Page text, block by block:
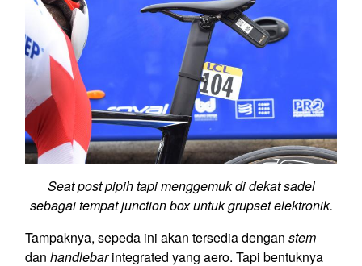
Seat post pipih tapi menggemuk di dekat sadel
sebagai tempat junction box untuk grupset elektronik.
Tampaknya, sepeda ini akan tersedia dengan stem
dan handlebarintegrated yang aero. Tapi bentuknya